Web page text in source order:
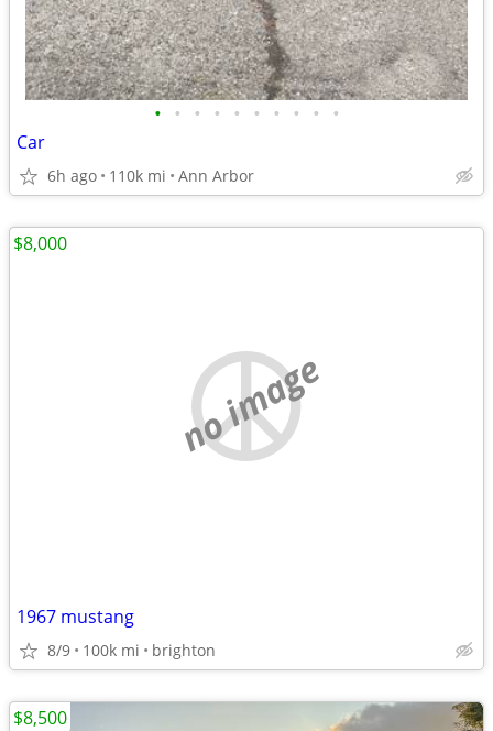
• • • • • • • • • •
Car
6h ago 110k mi Ann Arbor
no image
1967 mustang
8/9 100k mi brighton
$8,000
$8,500